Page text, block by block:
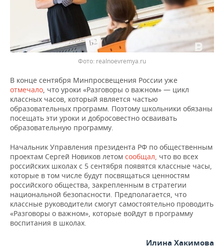
ОТКРЫТАЯ ЛЕКЦИЯ
БАСКЕТБОЛ
ВОЛЕЙБОЛ
ФИГУРНОЕ КАТАНИЕ
ВОДНЫЕ ВИДЫ СПОРТА
ХОККЕЙ С МЯЧОМ
ИНФРАСТРУКТУРА
ИСТОРИЯ
МЕДИЦИНА
ОБРАЗОВАНИЕ
ПРОИСШЕСТВИЯ
СПРАВОЧНИК
СПИСОК ПЕРСОН
СПИСОК КОМПАНИЙ
ПОЛНАЯ ВЕРСИЯ
Фото: realnoevremya.ru
В конце сентября Минпросвещения России уже
отмечало, что уроки «Разговоры о важном» — цикл
классных часов, который является частью
образовательных программ. Поэтому школьники обязаны
посещать эти уроки и добросовестно осваивать
образовательную программу.
Начальник Управления президента РФ по общественным
проектам Сергей Новиков летом сообщал, что во всех
российских школах с 5 сентября появятся классные часы,
которые в том числе будут посвящаться ценностям
российского общества, закрепленным в стратегии
национальной безопасности. Предполагается, что
классные руководители смогут самостоятельно проводить
«Разговоры о важном», которые войдут в программу
воспитания в школах.
Илина Хакимова